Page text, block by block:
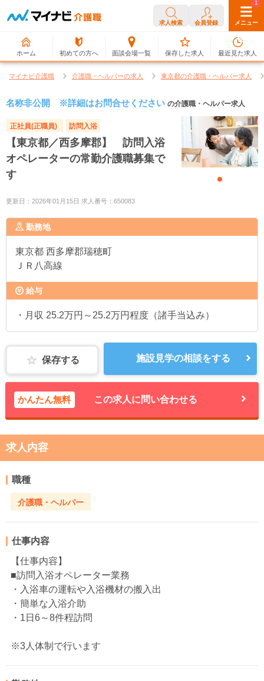
求人検索 会員登録 メニュー
ホーム 初めての方へ 面談会場一覧
0
保存した求人
1
最近見た求人
マイナビ介護職 介護職・ヘルパーの求人 東京都の介護職・ヘルパー求人
名称非公開 ※詳細はお問合せください の介護職・ヘルパー求人
正社員(正職員) 訪問入浴
【東京都／西多摩郡】 訪問入浴
オペレーターの常勤介護職募集で
す
更新日：2026年01月15日 求人番号：650083
勤務地
東京都 西多摩郡瑞穂町
ＪＲ八高線
給与
・月収 25.2万円～25.2万円程度（諸手当込み）
保存する 施設見学の相談をする
かんたん無料 この求人に問い合わせる
求人内容
職種
介護職・ヘルパー
仕事内容
【仕事内容】
■訪問入浴オペレーター業務
・入浴車の運転や入浴機材の搬入出
・簡単な入浴介助
・1日6～8件程訪問
※3人体制で行います